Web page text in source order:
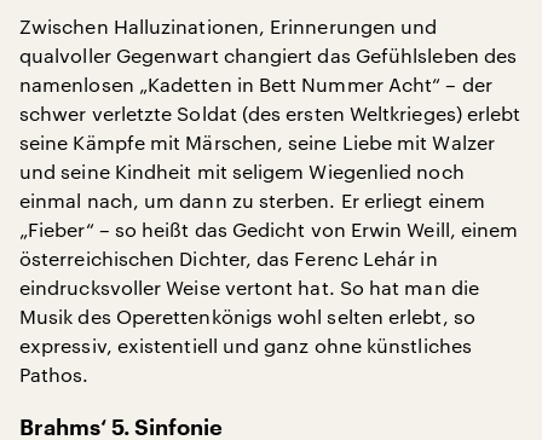
Zwischen Halluzinationen, Erinnerungen und
qualvoller Gegenwart changiert das Gefühlsleben des
namenlosen „Kadetten in Bett Nummer Acht“ – der
schwer verletzte Soldat (des ersten Weltkrieges) erlebt
seine Kämpfe mit Märschen, seine Liebe mit Walzer
und seine Kindheit mit seligem Wiegenlied noch
einmal nach, um dann zu sterben. Er erliegt einem
„Fieber“ – so heißt das Gedicht von Erwin Weill, einem
österreichischen Dichter, das Ferenc Lehár in
eindrucksvoller Weise vertont hat. So hat man die
Musik des Operettenkönigs wohl selten erlebt, so
expressiv, existentiell und ganz ohne künstliches
Pathos.
Brahms‘ 5. Sinfonie